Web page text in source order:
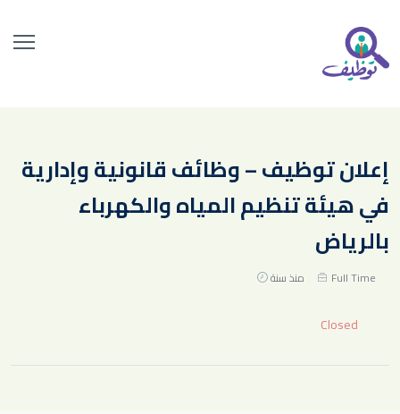
إعلان توظيف – وظائف قانونية وإدارية
في هيئة تنظيم المياه والكهرباء
بالرياض
Full Time منذ سنة
Closed